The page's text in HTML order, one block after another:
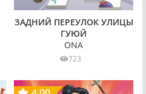
ЗАДНИЙ ПЕРЕУЛОК УЛИЦЫ
ГУЮЙ
ONA
723